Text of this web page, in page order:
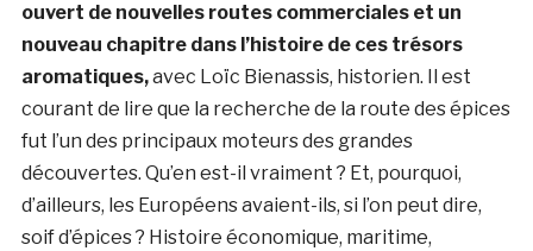
ouvert de nouvelles routes commerciales et un
nouveau chapitre dans l’histoire de ces trésors
aromatiques,avec Loïc Bienassis, historien. Il est
courant de lire que la recherche de la route des épices
fut l’un des principaux moteurs des grandes
découvertes. Qu’en est-il vraiment ? Et, pourquoi,
d’ailleurs, les Européens avaient-ils, si l’on peut dire,
soif d’épices ? Histoire économique, maritime,